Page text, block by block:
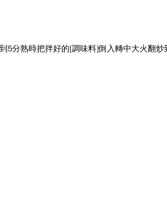
5分熟時把拌好的[調味料]倒入轉中大火翻炒